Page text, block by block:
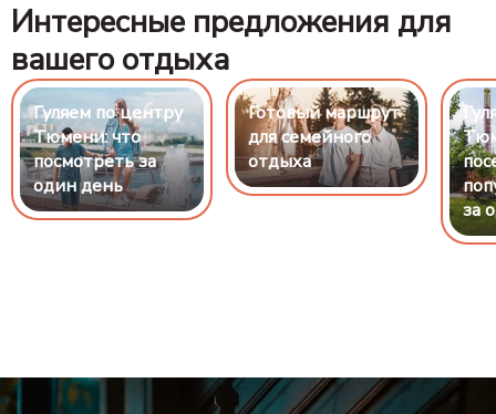
Интересные предложения для
вашего отдыха
Гуляем по центру
Тюмени: что
посмотреть за
один день
Готовый маршрут
для семейного
отдыха
за